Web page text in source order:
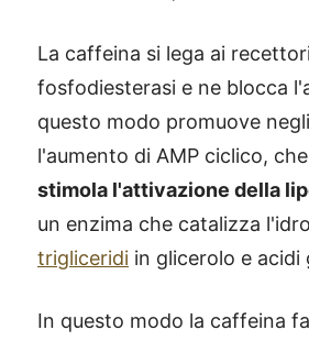
La caffeina si lega ai
fosfodiesterasi e ne blocca
questo modo promuove
l'aumento di AMP ciclico,
stimola l'attivazione della
un enzima che catalizza
trigliceridi in glicerolo e acidi
In questo modo la caffeina